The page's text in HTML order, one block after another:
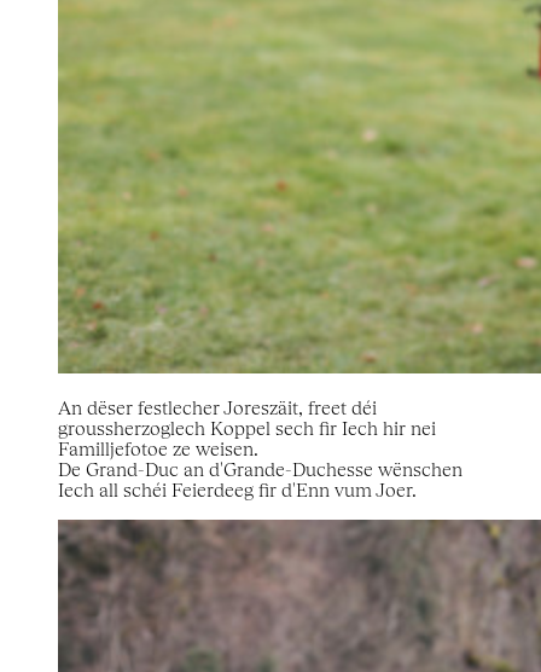
An dëser festlecher Joreszäit, freet déi
groussherzoglech Koppel sech fir Iech hir nei
Familljefotoe ze weisen.
De Grand-Duc an d'Grande-Duchesse wënschen
Iech all schéi Feierdeeg fir d'Enn vum Joer.